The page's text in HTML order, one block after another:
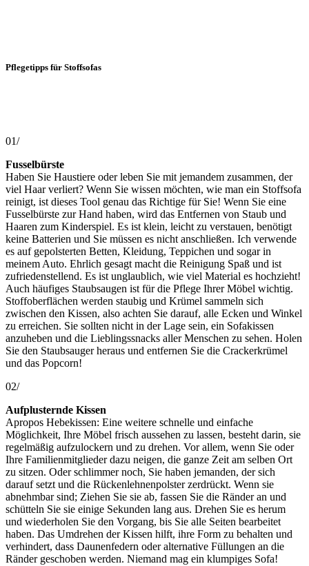
Pflegetipps für Stoffsofas
01/
Fusselbürste
Haben Sie Haustiere oder leben Sie mit jemandem zusammen, der
viel Haar verliert? Wenn Sie wissen möchten, wie man ein Stoffsofa
reinigt, ist dieses Tool genau das Richtige für Sie! Wenn Sie eine
Fusselbürste zur Hand haben, wird das Entfernen von Staub und
Haaren zum Kinderspiel. Es ist klein, leicht zu verstauen, benötigt
keine Batterien und Sie müssen es nicht anschließen. Ich verwende
es auf gepolsterten Betten, Kleidung, Teppichen und sogar in
meinem Auto. Ehrlich gesagt macht die Reinigung Spaß und ist
zufriedenstellend. Es ist unglaublich, wie viel Material es hochzieht!
Auch häufiges Staubsaugen ist für die Pflege Ihrer Möbel wichtig.
Stoffoberflächen werden staubig und Krümel sammeln sich
zwischen den Kissen, also achten Sie darauf, alle Ecken und Winkel
zu erreichen. Sie sollten nicht in der Lage sein, ein Sofakissen
anzuheben und die Lieblingssnacks aller Menschen zu sehen. Holen
Sie den Staubsauger heraus und entfernen Sie die Crackerkrümel
und das Popcorn!
02/
Aufplusternde Kissen
Apropos Hebekissen: Eine weitere schnelle und einfache
Möglichkeit, Ihre Möbel frisch aussehen zu lassen, besteht darin, sie
regelmäßig aufzulockern und zu drehen. Vor allem, wenn Sie oder
Ihre Familienmitglieder dazu neigen, die ganze Zeit am selben Ort
zu sitzen. Oder schlimmer noch, Sie haben jemanden, der sich
darauf setzt und die Rückenlehnenpolster zerdrückt. Wenn sie
abnehmbar sind; Ziehen Sie sie ab, fassen Sie die Ränder an und
schütteln Sie sie einige Sekunden lang aus. Drehen Sie es herum
und wiederholen Sie den Vorgang, bis Sie alle Seiten bearbeitet
haben. Das Umdrehen der Kissen hilft, ihre Form zu behalten und
verhindert, dass Daunenfedern oder alternative Füllungen an die
Ränder geschoben werden. Niemand mag ein klumpiges Sofa!